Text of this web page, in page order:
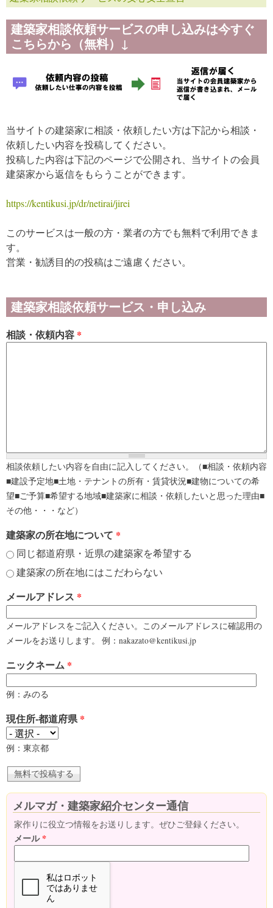
建築家相談依頼サービスの申し込みは今すぐ
こちらから（無料）↓
当サイトの建築家に相談・依頼したい方は下記から相談・
依頼したい内容を投稿してください。
投稿した内容は下記のページで公開され、当サイトの会員
建築家から返信をもらうことができます。
https://kentikusi.jp/dr/netirai/jirei
このサービスは一般の方・業者の方でも無料で利用できま
す。
営業・勧誘目的の投稿はご遠慮ください。
建築家相談依頼サービス・申し込み
相談・依頼内容 *
相談依頼したい内容を自由に記入してください。（■相談・依頼内容
■建設予定地■土地・テナントの所有・賃貸状況■建物についての希
望■ご予算■希望する地域■建築家に相談・依頼したいと思った理由■
その他・・・など）
建築家の所在地について *
同じ都道府県・近県の建築家を希望する
建築家の所在地にはこだわらない
メールアドレス *
メールアドレスをご記入ください。このメールアドレスに確認用の
メールをお送りします。 例：nakazato@kentikusi.jp
ニックネーム *
例：みのる
現住所-都道府県*
例：東京都
メルマガ・建築家紹介センター通信
家作りに役立つ情報をお送りします。ぜひご登録ください。
メール*